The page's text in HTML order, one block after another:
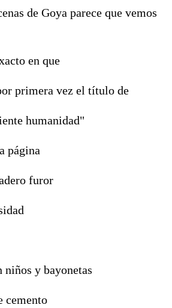
de Goya parece que vemos
en que
primera vez el título de
página
furor
y bayonetas